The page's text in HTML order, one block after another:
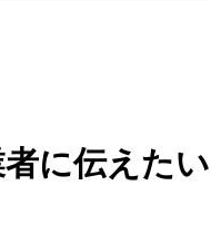
に伝えたい